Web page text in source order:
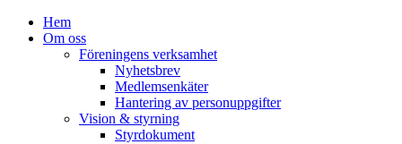
Hem
Om oss
Föreningens verksamhet
Nyhetsbrev
Medlemsenkäter
Hantering av personuppgifter
Vision & styrning
Styrdokument